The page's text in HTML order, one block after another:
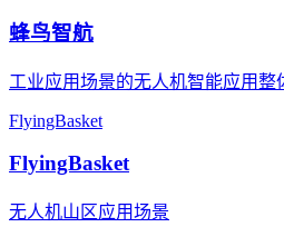
蜂鸟智航
工业应用场景的无人机智能应用整
FlyingBasket
FlyingBasket
无人机山区应用场景